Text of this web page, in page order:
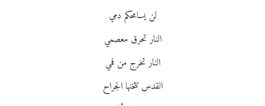
لن يسامحكم دمي
النار تحرق معصمي
النار تخرج من فمي
القدس تثخنها الجراح